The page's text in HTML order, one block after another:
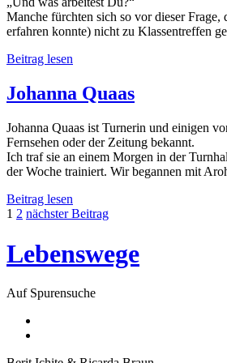
Manche fürchten sich so vor dieser Frage,
erfahren konnte) nicht zu Klassentreffen
Beitrag lesen
Johanna Quaas
Johanna Quaas ist Turnerin und einigen
Fernsehen oder der Zeitung bekannt.
Ich traf sie an einem Morgen in der
der Woche trainiert. Wir begannen mit
Beitrag lesen
Quaas
Beitragsnavigation
1 2 nächster Beitrag
Lebenswege
Auf Spurensuche